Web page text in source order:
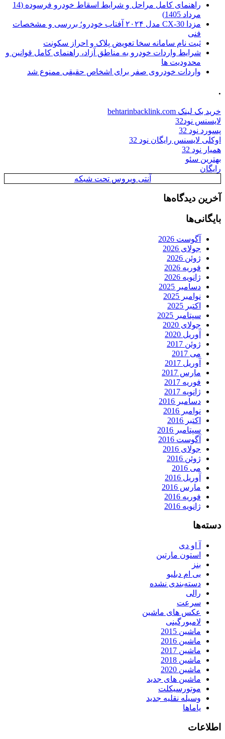
راهنمای کامل مراحل و شرایط اسقاط خودرو فرسوده (14
مرداد 1405)
مزدا CX-30 مدل ۲۰۲۴ آفتاب خودرو؛ بررسی و مشخصات
فنی
ثبت نام سامانه سخا تعویض پلاک و احراز سکونت
شرایط واردات خودرو به مناطق آزاد، راهنمای کامل قوانین و
محدودیت ها
واردات خودروی صفر برای اشخاص حقیقی ممنوع شد
.
خرید بک لینک behtarinbacklink.com
لایسنس نود32
پسورد نود 32
اوکلی لایسنس رایگان نود 32
همیار نود 32
بهترین سئو
رایگان
آنتی ویروس تحت شبکه
آخرین دیدگاه‌ها
بایگانی‌ها
آگوست 2026
جولای 2026
ژوئن 2026
فوریه 2026
ژانویه 2026
دسامبر 2025
نوامبر 2025
اکتبر 2025
سپتامبر 2025
جولای 2020
آوریل 2020
ژوئن 2017
می 2017
آوریل 2017
مارس 2017
فوریه 2017
ژانویه 2017
دسامبر 2016
نوامبر 2016
اکتبر 2016
سپتامبر 2016
آگوست 2016
جولای 2016
ژوئن 2016
می 2016
آوریل 2016
مارس 2016
فوریه 2016
ژانویه 2016
دسته‌ها
آ او دی
استون مارتین
بنز
بی ام دبلیو
دسته‌بندی نشده
رالی
سرعت
عکس های ماشین
لامبورگینی
ماشین 2015
ماشین 2016
ماشین 2017
ماشین 2018
ماشین 2020
ماشین های جدید
موتورسیکلت
وسیله نقلیه جدید
یاماها
اطلاعات